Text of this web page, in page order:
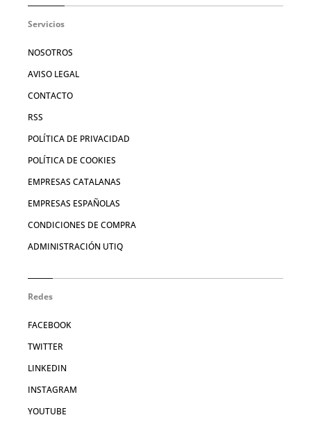
Servicios
NOSOTROS
AVISO LEGAL
CONTACTO
RSS
POLÍTICA DE PRIVACIDAD
POLÍTICA DE COOKIES
EMPRESAS CATALANAS
EMPRESAS ESPAÑOLAS
CONDICIONES DE COMPRA
ADMINISTRACIÓN UTIQ
Redes
FACEBOOK
TWITTER
LINKEDIN
INSTAGRAM
YOUTUBE